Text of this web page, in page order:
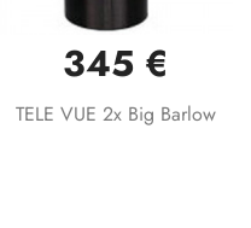
345 €
TELE VUE 2x Big Barlow